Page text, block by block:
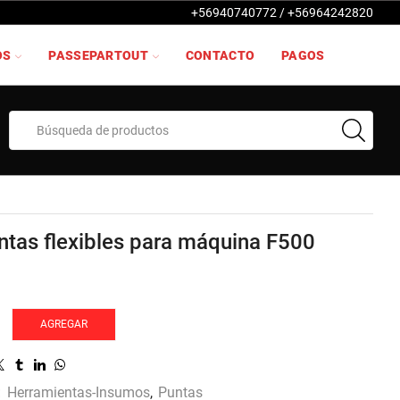
+56940740772 / +56964242820
PASSEPARTOUT CONTACTO PAGOS
flexibles para máquina F500
AGREGAR
Herramientas-Insumos, Puntas